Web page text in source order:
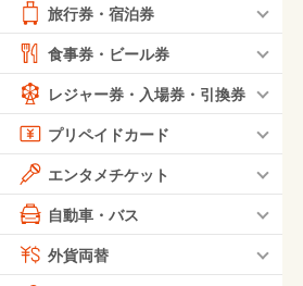
旅行券・宿泊券
食事券・ビール券
レジャー券・入場券・引換券
プリペイドカード
エンタメチケット
自動車・バス
外貨両替